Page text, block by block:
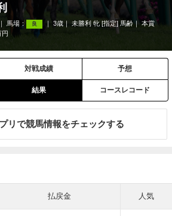
馬場： 良 3歳 未勝利 牝 [指定] 馬齢
本賞
円
対戦成績 予想
結果 コースレコード
リで競馬情報をチェックする
払戻金 人気